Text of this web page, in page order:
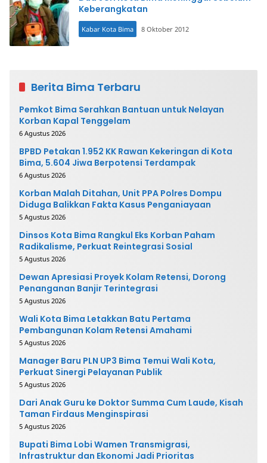
Keberangkatan
Kabar Kota Bima 8 Oktober 2012
Berita Bima Terbaru
Pemkot Bima Serahkan Bantuan untuk Nelayan
Korban Kapal Tenggelam
6 Agustus 2026
BPBD Petakan 1.952 KK Rawan Kekeringan di Kota
Bima, 5.604 Jiwa Berpotensi Terdampak
6 Agustus 2026
Korban Malah Ditahan, Unit PPA Polres Dompu
Diduga Balikkan Fakta Kasus Penganiayaan
5 Agustus 2026
Dinsos Kota Bima Rangkul Eks Korban Paham
Radikalisme, Perkuat Reintegrasi Sosial
5 Agustus 2026
Dewan Apresiasi Proyek Kolam Retensi, Dorong
Penanganan Banjir Terintegrasi
5 Agustus 2026
Wali Kota Bima Letakkan Batu Pertama
Pembangunan Kolam Retensi Amahami
5 Agustus 2026
Manager Baru PLN UP3 Bima Temui Wali Kota,
Perkuat Sinergi Pelayanan Publik
5 Agustus 2026
Dari Anak Guru ke Doktor Summa Cum Laude, Kisah
Taman Firdaus Menginspirasi
5 Agustus 2026
Bupati Bima Lobi Wamen Transmigrasi,
Infrastruktur dan Ekonomi Jadi Prioritas